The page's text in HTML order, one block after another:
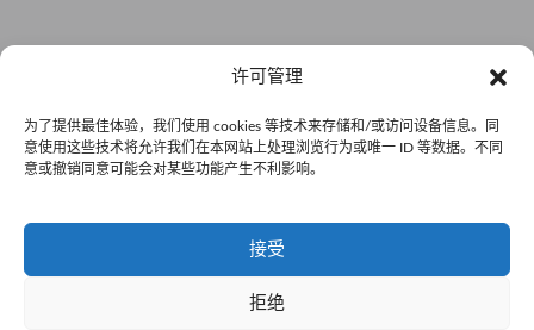
许可管理
为了提供最佳体验，我们使用 cookies 等技术来存储和/或访问设备信息。同
意使用这些技术将允许我们在本网站上处理浏览行为或唯一 ID 等数据。不同
意或撤销同意可能会对某些功能产生不利影响。
接受
拒绝
订阅 KEM 获取更多产品信息
京公网安备110105011334 •